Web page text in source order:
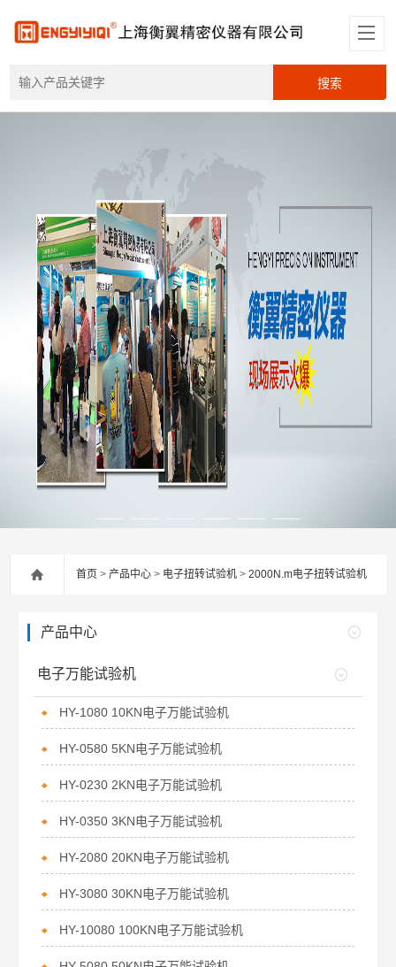
首页 >产品中心 > 电子扭转试验机 >2000N.m电子扭转试验机
产品中心
电子万能试验机
HY-1080 10KN电子万能试验机
HY-0580 5KN电子万能试验机
HY-0230 2KN电子万能试验机
HY-0350 3KN电子万能试验机
HY-2080 20KN电子万能试验机
HY-3080 30KN电子万能试验机
HY-10080 100KN电子万能试验机